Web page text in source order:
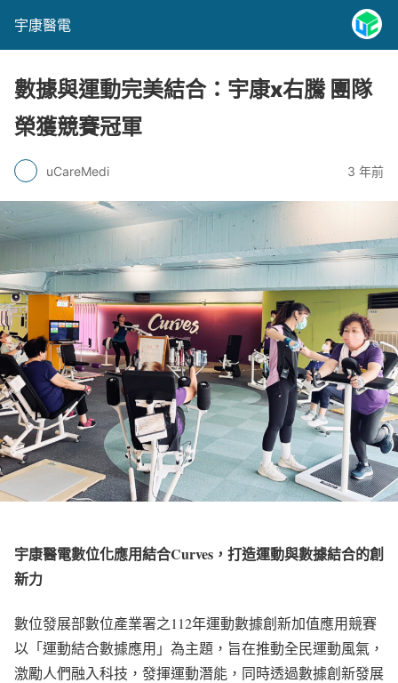
宇康醫電
數據與運動完美結合：宇康x右騰 團隊
榮獲競賽冠軍
uCareMedi 3 年前
宇康醫電數位化應用結合Curves，打造運動與數據結合的創
新力
數位發展部數位產業署之112年運動數據創新加值應用競賽
以「運動結合數據應用」為主題，旨在推動全民運動風氣，
激勵人們融入科技，發揮運動潛能，同時透過數據創新發展